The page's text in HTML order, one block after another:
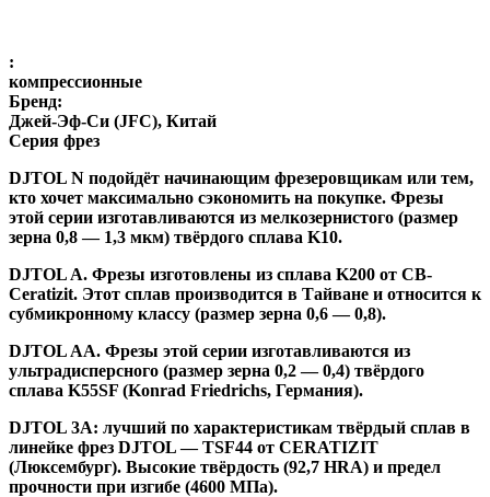
:
компрессионные
Бренд:
Джей-Эф-Си (JFC), Китай
Серия фрез
DJTOL N подойдёт начинающим фрезеровщикам или тем,
кто хочет максимально сэкономить на покупке. Фрезы
этой серии изготавливаются из мелкозернистого (размер
зерна 0,8 — 1,3 мкм) твёрдого сплава K10.
DJTOL A. Фрезы изготовлены из сплава K200 от CB-
Ceratizit. Этот сплав производится в Тайване и относится к
субмикронному классу (размер зерна 0,6 — 0,8).
DJTOL AA. Фрезы этой серии изготавливаются из
ультрадисперсного (размер зерна 0,2 — 0,4) твёрдого
сплава K55SF (Konrad Friedrichs, Германия).
DJTOL 3A: лучший по характеристикам твёрдый сплав в
линейке фрез DJTOL — TSF44 от CERATIZIT
(Люксембург). Высокие твёрдость (92,7 HRA) и предел
прочности при изгибе (4600 МПа).